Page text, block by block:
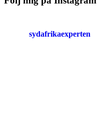
sydafrikaexperten